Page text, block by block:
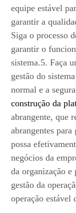
equipe estável
garantir a
Siga o processo
garantir o
sistema.5. Faça
gestão do
normal e a
construção da
abrangente, que
abrangentes
possa
negócios da
da organização
gestão da
operação estável